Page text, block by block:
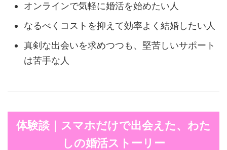
オンラインで気軽に婚活を始めたい人
なるべくコストを抑えて効率よく結婚したい人
真剣な出会いを求めつつも、堅苦しいサポート
は苦手な人
体験談｜スマホだけで出会えた、わた
しの婚活ストーリー